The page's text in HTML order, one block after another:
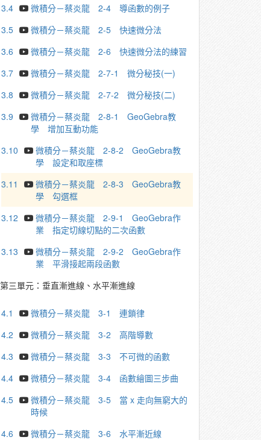
3.4
微積分－蔡炎龍 2-4 導函數的例子
3.5
微積分－蔡炎龍 2-5 快速微分法
3.6
微積分－蔡炎龍 2-6 快速微分法的練習
3.7
微積分－蔡炎龍 2-7-1 微分秘技(一)
3.8
微積分－蔡炎龍 2-7-2 微分秘技(二)
3.9
微積分－蔡炎龍 2-8-1 GeoGebra教
學 增加互動功能
3.10
微積分－蔡炎龍 2-8-2 GeoGebra教
學 設定和取座標
3.11
微積分－蔡炎龍 2-8-3 GeoGebra教
學 勾選框
3.12
微積分－蔡炎龍 2-9-1 GeoGebra作
業 指定切線切點的二次函數
3.13
微積分－蔡炎龍 2-9-2 GeoGebra作
業 平滑接起兩段函數
第三單元：垂直漸進線、水平漸進線
4.1
微積分－蔡炎龍 3-1 連鎖律
4.2
微積分－蔡炎龍 3-2 高階導數
4.3
微積分－蔡炎龍 3-3 不可微的函數
4.4
微積分－蔡炎龍 3-4 函數繪圖三步曲
4.5
微積分－蔡炎龍 3-5 當 x 走向無窮大的
時候
4.6
微積分－蔡炎龍 3-6 水平漸近線